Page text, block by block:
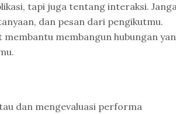
tapi juga tentang interaksi.
dan pesan dari pengikutmu.
membangun hubungan
dan mengevaluasi performa